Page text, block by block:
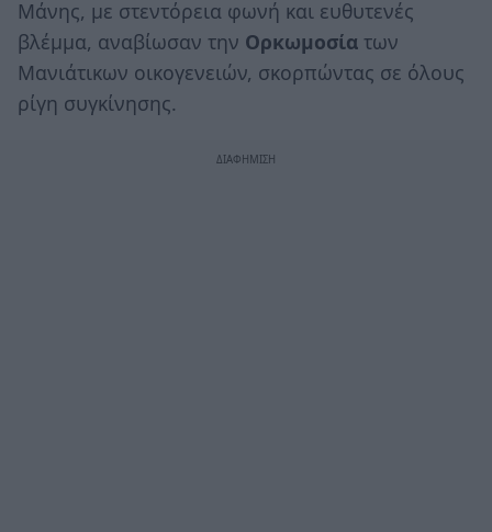
Μάνης, με στεντόρεια φωνή και ευθυτενές
βλέμμα, αναβίωσαν την Ορκωμοσία των
Μανιάτικων οικογενειών, σκορπώντας σε όλους
ρίγη συγκίνησης.